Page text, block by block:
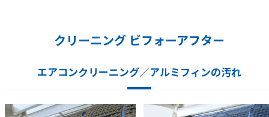
クリーニング ビフォーアフター
エアコンクリーニング／アルミフィンの汚れ